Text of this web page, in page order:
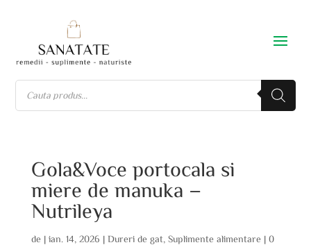
Gola&Voce portocala si
miere de manuka –
Nutrileya
de | ian. 14, 2026 | Dureri de gat Suplimente alimentare| 0